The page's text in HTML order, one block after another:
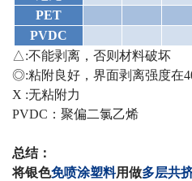
PET
PVDC
△:不能剥离，否则材料破坏
◎:粘附良好，界面剥离强度在
X :无粘附力
PVDC ：聚偏二氯乙烯
总结：
将银色免喷涂塑料用做多层共